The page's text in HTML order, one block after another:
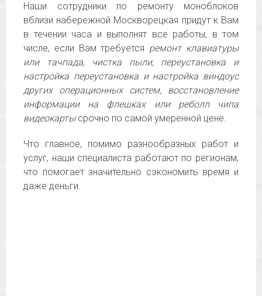
Наши сотрудники по ремонту моноблоков
вблизи набережной Москворецкая придут к Вам
в течении часа и выполнят все работы, в том
числе, если Вам требуется ремонт клавиатуры
или тачпада, чистка пыли, переустановка и
настройка переустановка и настройка виндоус
других операционных систем, восстановление
информации на флешках или реболл чипа
видеокартысрочно по самой умеренной цене.
Что главное, помимо разнообразных работ и
услуг, наши специалиста работают по регионам,
что помогает значительно сэкономить время и
даже деньги.